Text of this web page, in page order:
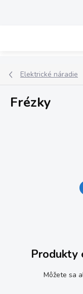
Elektrické náradie
Frézky
Produkty
Môžete sa